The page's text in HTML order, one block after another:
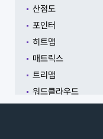
산점도
포인터
히트맵
매트릭스
트리맵
워드클라우드